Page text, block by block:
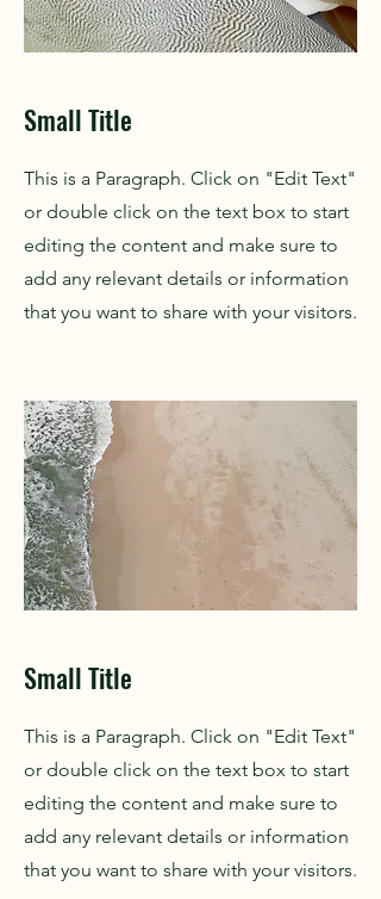
Small Title
This is a Paragraph. Click on "Edit Text"
or double click on the text box to start
editing the content and make sure to
add any relevant details or information
that you want to share with your visitors.
Small Title
This is a Paragraph. Click on "Edit Text"
or double click on the text box to start
editing the content and make sure to
add any relevant details or information
that you want to share with your visitors.